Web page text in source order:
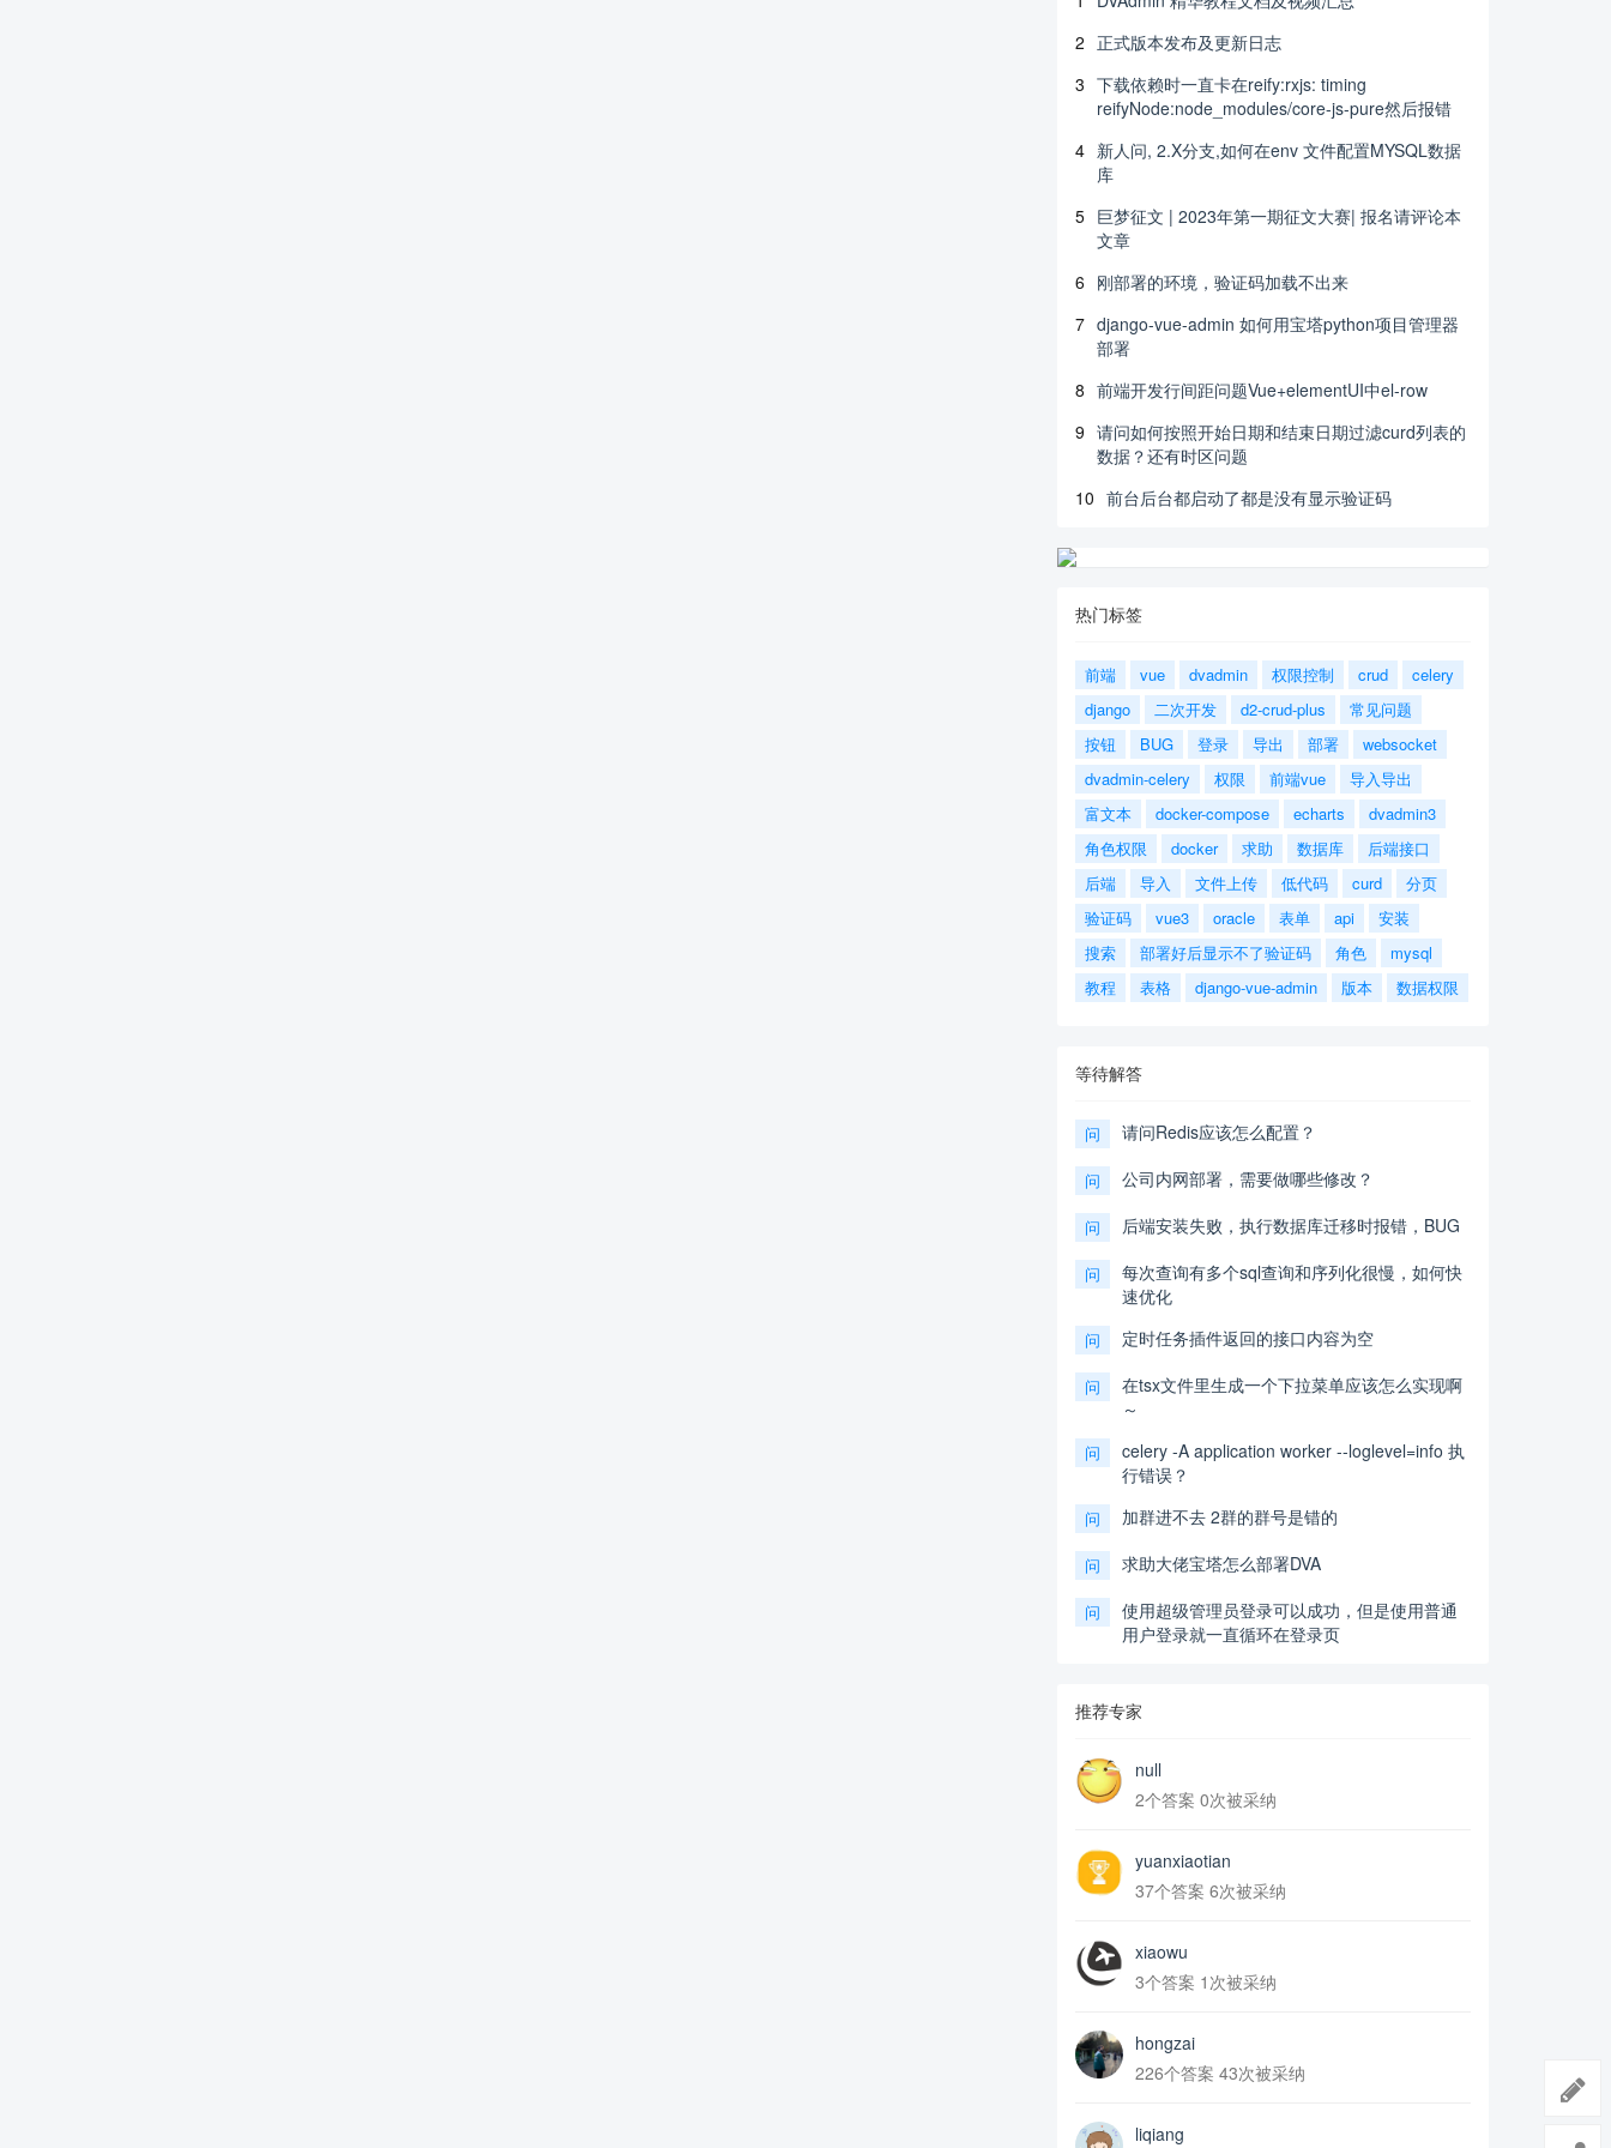
2 正式版本发布及更新日志
3 下载依赖时一直卡在reify:rxjs: timing
reifyNode:node_modules/core-js-pure然后报错
4 新人问, 2.X分支,如何在env 文件配置MYSQL数据
库
5 巨梦征文 | 2023年第一期征文大赛| 报名请评论本
文章
6 刚部署的环境，验证码加载不出来
7 django-vue-admin 如何用宝塔python项目管理器
部署
8 前端开发行间距问题Vue+elementUI中el-row
9 请问如何按照开始日期和结束日期过滤curd列表的
数据？还有时区问题
10 前台后台都启动了都是没有显示验证码
热门标签
前端 vue dvadmin 权限控制 crud
celery
django
二次开发 d2-crud-plus
常见问题
按钮
BUG 登录 导出 部署
websocket
dvadmin-celery
权限 前端vue
导入导出
富文本
docker-compose echarts
dvadmin3
角色权限
docker 求助 数据库
后端接口
后端
导入 文件上传 低代码 curd
分页
验证码
vue3 oracle 表单 api
安装
搜索
部署好后显示不了验证码 角色
mysql
教程
表格 django-vue-admin 版本 数据权限
等待解答
问 请问Redis应该怎么配置？
问 公司内网部署，需要做哪些修改？
问 后端安装失败，执行数据库迁移时报错，BUG
问
每次查询有多个sql查询和序列化很慢，如何快
速优化
问 定时任务插件返回的接口内容为空
问
在tsx文件里生成一个下拉菜单应该怎么实现啊
～
问
celery -A application worker --loglevel=info 执
行错误？
问 加群进不去 2群的群号是错的
问 求助大佬宝塔怎么部署DVA
问
使用超级管理员登录可以成功，但是使用普通
用户登录就一直循环在登录页
推荐专家
null
2个答案 0次被采纳
yuanxiaotian
37个答案 6次被采纳
xiaowu
3个答案 1次被采纳
hongzai
226个答案 43次被采纳
liqiang